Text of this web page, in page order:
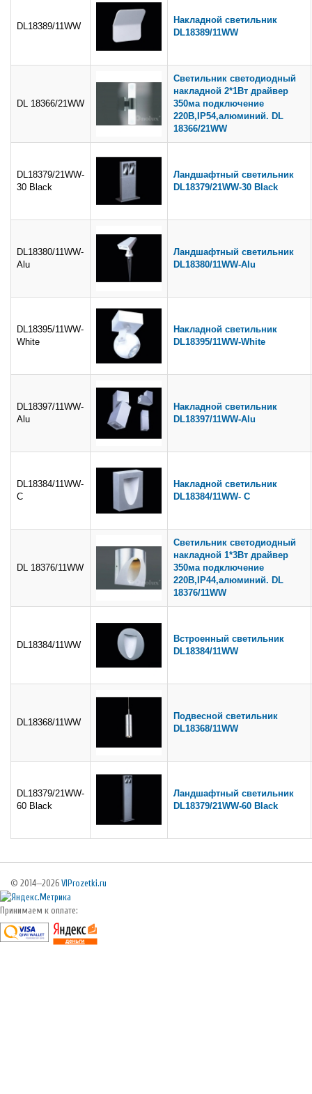
DL18389/11WW
Накладной светильник
DL18389/11WW
DL 18366/21WW
Светильник светодиодный
накладной 2*1Вт драйвер
350ма подключение
220В,IP54,алюминий. DL
18366/21WW
DL18379/21WW-
30 Black
Ландшафтный светильник
DL18379/21WW-30 Black
DL18380/11WW-
Alu
Ландшафтный светильник
DL18380/11WW-Alu
DL18395/11WW-
White
Накладной светильник
DL18395/11WW-White
DL18397/11WW-
Alu
Накладной светильник
DL18397/11WW-Alu
DL18384/11WW-
C
Накладной светильник
DL18384/11WW- C
DL 18376/11WW
Светильник светодиодный
накладной 1*3Вт драйвер
350ма подключение
220В,IP44,алюминий. DL
18376/11WW
DL18384/11WW
Встроенный светильник
DL18384/11WW
DL18368/11WW
Подвесной светильник
DL18368/11WW
DL18379/21WW-
60 Black
Ландшафтный светильник
DL18379/21WW-60 Black
© 2014—2026 VIProzetki.ru
Принимаем к оплате: